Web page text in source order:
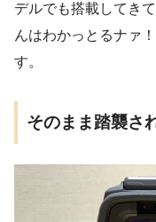
デルでも搭載してき
んはわかっとるナァ
す。
そのまま踏襲さ